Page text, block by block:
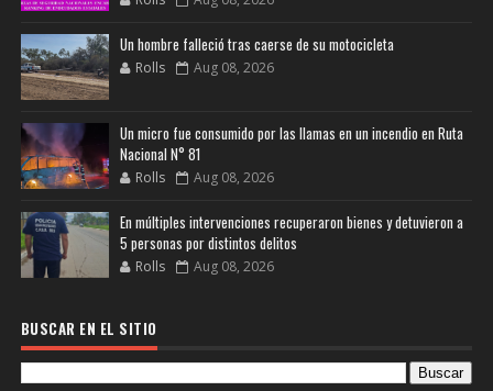
Un hombre falleció tras caerse de su motocicleta
Rolls Aug 08, 2026
Un micro fue consumido por las llamas en un incendio en Ruta
Nacional N° 81
Rolls Aug 08, 2026
En múltiples intervenciones recuperaron bienes y detuvieron a
5 personas por distintos delitos
Rolls Aug 08, 2026
BUSCAR EN EL SITIO